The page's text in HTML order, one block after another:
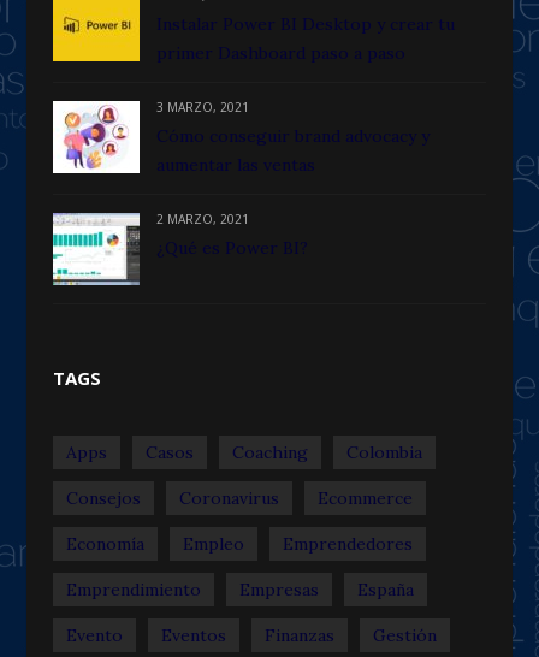
Instalar Power BI Desktop y crear tu
primer Dashboard paso a paso
3 MARZO, 2021
Cómo conseguir brand advocacy y
aumentar las ventas
2 MARZO, 2021
¿Qué es Power BI?
TAGS
Apps Casos Coaching Colombia
Consejos Coronavirus Ecommerce
Economía Empleo Emprendedores
Emprendimiento Empresas España
Evento Eventos Finanzas Gestión